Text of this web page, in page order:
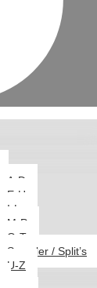
A-D
E-H
I-L
M-P
Q-T
Sampler / Split’s
U-Z